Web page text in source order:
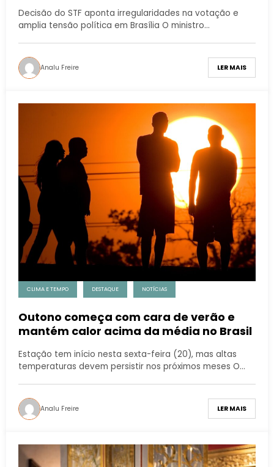
Decisão do STF aponta irregularidades na votação e
amplia tensão política em Brasília O ministro…
Analu Freire LER MAIS
CLIMA E TEMPO DESTAQUE NOTÍCIAS
Outono começa com cara de verão e
mantém calor acima da média no Brasil
Estação tem início nesta sexta-feira (20), mas altas
temperaturas devem persistir nos próximos meses O…
Analu Freire LER MAIS